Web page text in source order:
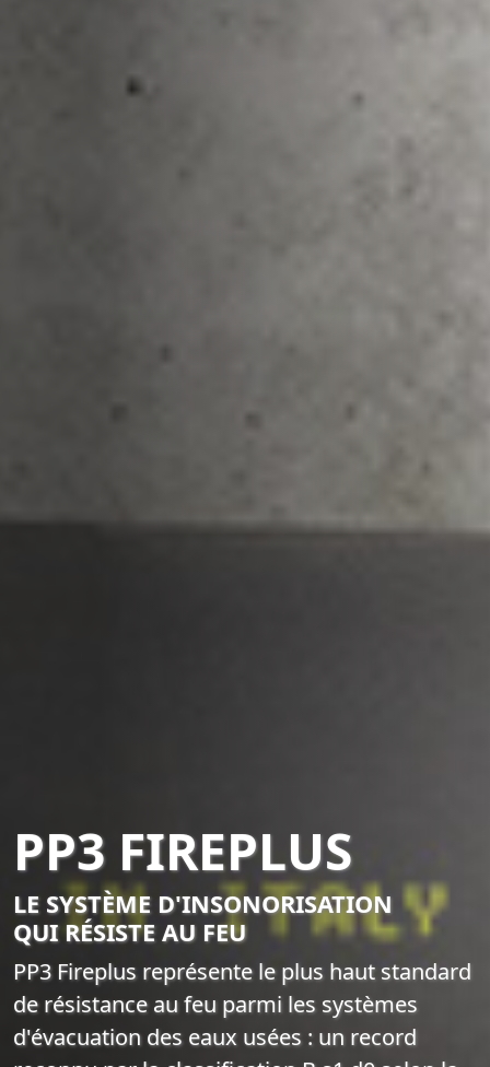
PP3 FIREPLUS
LE SYSTÈME D'INSONORISATION
QUI RÉSISTE AU FEU
PP3 Fireplus représente le plus haut standard
de résistance au feu parmi les systèmes
d'évacuation des eaux usées : un record